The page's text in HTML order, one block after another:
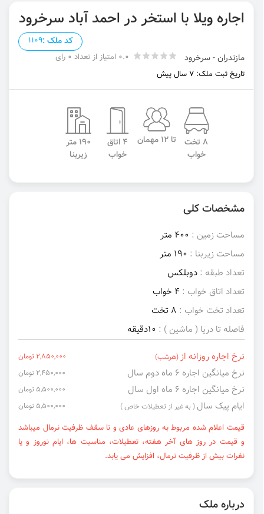
اجاره ویلا با استخر در احمد آباد سرخرود
کد ملک :1109
مازندران - سرخرود
0.0 امتیاز از تعداد 0 رای
تاریخ ثبت ملک: 7 سال پیش
8 تخت
خواب
تا 12 مهمان
4 اتاق
خواب
190 متر
زیربنا
مشخصات کلی
مساحت زمین : 400 متر
مساحت زیربنا : 190 متر
تعداد طبقه : دوبلکس
تعداد اتاق خواب : 4 خواب
تعداد تخت خواب : 8 تخت
فاصله تا دریا ( ماشین ) : 10دقیقه
نرخ اجاره روزانه از (هرشب) 2,850,000 تومان
نرخ میانگین اجاره ۶ ماه دوم سال 2,450,000 تومان
نرخ میانگین اجاره ۶ ماه اول سال 5,500,000 تومان
ایام پیک سال ( به غیر از تعطیلات خاص ) 5,500,000 تومان
قیمت اعلام شده مربوط به روزهای عادی و تا سقف ظرفیت نرمال میباشد
و قیمت در روز های آخر هفته، تعطیلات، مناسبت ها، ایام نوروز و یا
نفرات بیش از ظرفیت نرمال، افزایش می یابد.
درباره ملک